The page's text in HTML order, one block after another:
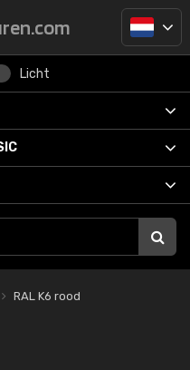
Licht
RAL K6 rood